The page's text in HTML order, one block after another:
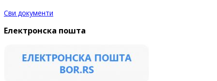
Сви документи
Електронска пошта